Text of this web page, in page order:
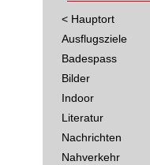
< Hauptort
Ausflugsziele
Badespass
Bilder
Indoor
Literatur
Nachrichten
Nahverkehr